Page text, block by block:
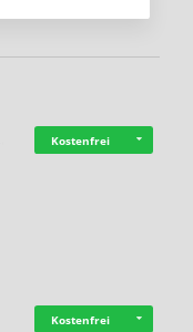
Kostenfrei
Kostenfrei